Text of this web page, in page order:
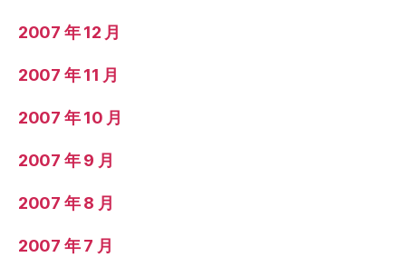
2007 年 12 月
2007 年 11 月
2007 年 10 月
2007 年 9 月
2007 年 8 月
2007 年 7 月